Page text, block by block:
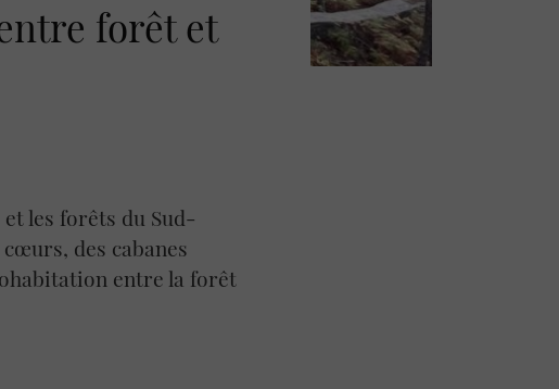
forêt et
et les forêts du Sud-
des cabanes
entre la forêt